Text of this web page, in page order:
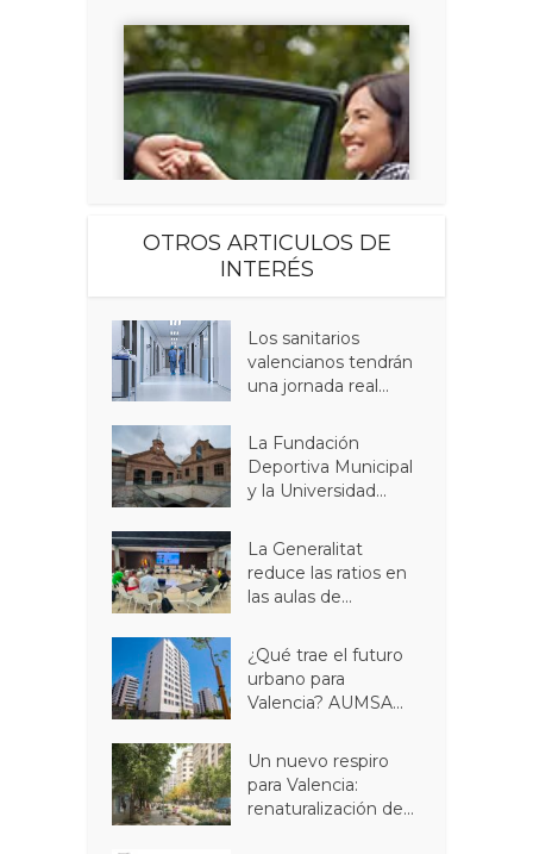
OTROS ARTICULOS DE
INTERÉS
Los sanitarios
valencianos tendrán
una jornada real...
La Fundación
Deportiva Municipal
y la Universidad...
La Generalitat
reduce las ratios en
las aulas de...
¿Qué trae el futuro
urbano para
Valencia? AUMSA...
Un nuevo respiro
para Valencia:
renaturalización de...